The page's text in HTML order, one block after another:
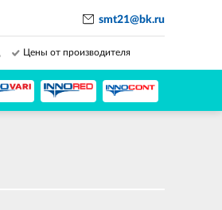
Цены от производителя
smt21@bk.ru